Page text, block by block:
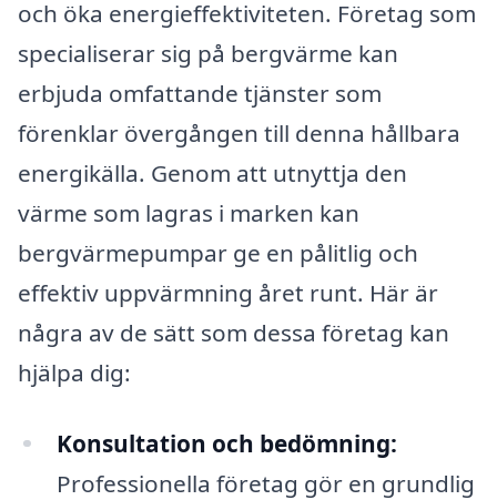
och öka energieffektiviteten. Företag som
specialiserar sig på bergvärme kan
erbjuda omfattande tjänster som
förenklar övergången till denna hållbara
energikälla. Genom att utnyttja den
värme som lagras i marken kan
bergvärmepumpar ge en pålitlig och
effektiv uppvärmning året runt. Här är
några av de sätt som dessa företag kan
hjälpa dig:
Konsultation och bedömning:
Professionella företag gör en grundlig